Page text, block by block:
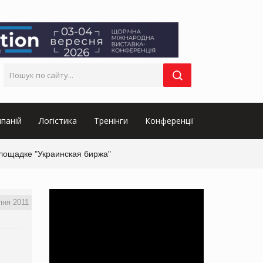
Логістика Тренінги Конференції
"Украинская биржа"
2011